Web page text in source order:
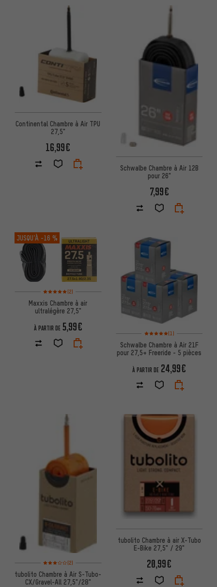
Continental Chambre à Air TPU
27,5"
16,99€
Schwalbe Chambre à Air 12B
pour 26"
7,99€
JUSQU’À -16 %
Note moyenne : 5 sur 5 d'après 2 avis
(2)
Maxxis Chambre à air
ultralégère 27,5"
À PARTIR DE 5,99€ Note moyenne : 5 sur 5
(1)
Schwalbe Chambre à Air 21F
pour 27,5+ Freeride - 5 pièces
À PARTIR DE 24,99€
Note moyenne : 3 sur 5 d'après 2 avis
(2)
tubolito Chambre à Air S-Tubo-
CX/Gravel-All 27,5"/28"
tubolito Chambre à air X-Tubo
E-Bike 27,5" / 29"
20,99€